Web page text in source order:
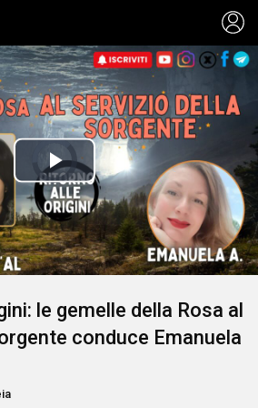
Player
loading.Play
Video
le gemelle della Rosa al
conduce Emanuela